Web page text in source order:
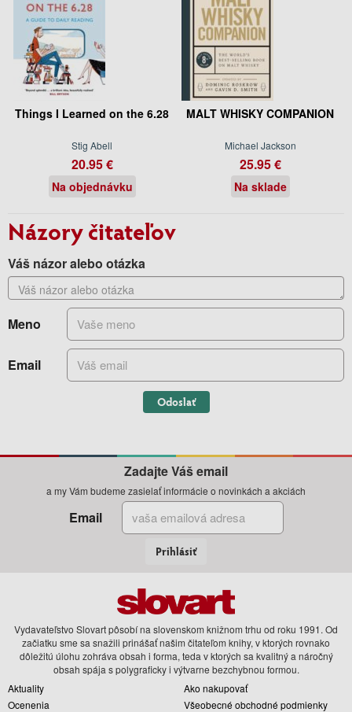
Things I Learned on the 6.28
Stig Abell
20.95 €
Na objednávku
MALT WHISKY COMPANION
Michael Jackson
25.95 €
Na sklade
Názory čitateľov
Váš názor alebo otázka
Meno
Email
Odoslať
Zadajte Váš email
a my Vám budeme zasielať informácie o novinkách a akciách
Email
Prihlásiť
Vydavateľstvo Slovart pôsobí na slovenskom knižnom trhu od roku 1991. Od
začiatku sme sa snažili prinášať našim čitateľom knihy, v ktorých rovnako
dôležitú úlohu zohráva obsah i forma, teda v ktorých sa kvalitný a náročný
obsah spája s polygraficky i výtvarne bezchybnou formou.
Aktuality
Ocenenia
Ako nakupovať
Všeobecné obchodné podmienky